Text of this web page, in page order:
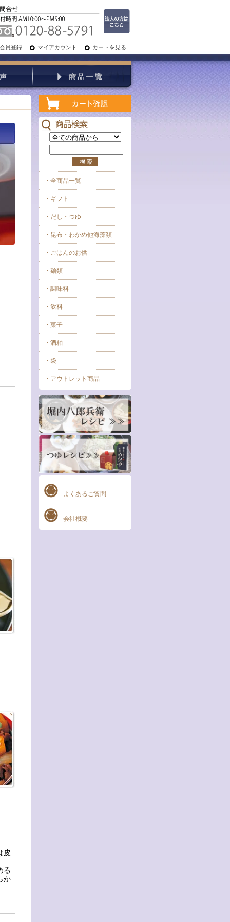
カートを見る
マイアカウント
員登録
皮
る
か
・全商品一覧
・ギフト
・だし・つゆ
・昆布・わかめ他海藻類
・ごはんのお供
・麺類
・調味料
・飲料
・菓子
・酒粕
・袋
・アウトレット商品
よくあるご質問
会社概要